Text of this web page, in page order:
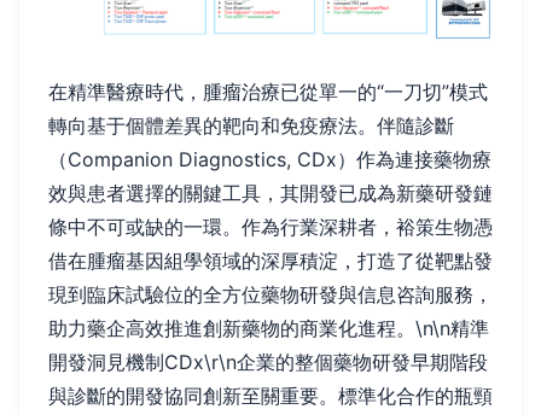
在精準醫療時代，腫瘤治療已從單一的“一刀切”模式
轉向基于個體差異的靶向和免疫療法。伴隨診斷
（Companion Diagnostics, CDx）作為連接藥物療
效與患者選擇的關鍵工具，其開發已成為新藥研發鏈
條中不可或缺的一環。作為行業深耕者，裕策生物憑
借在腫瘤基因組學領域的深厚積淀，打造了從靶點發
現到臨床試驗位的全方位藥物研發與信息咨詢服務，
助力藥企高效推進創新藥物的商業化進程。\n\n精準
開發洞見機制CDx\r\n企業的整個藥物研發早期階段
與診斷的開發協同創新至關重要。標準化合作的瓶頸